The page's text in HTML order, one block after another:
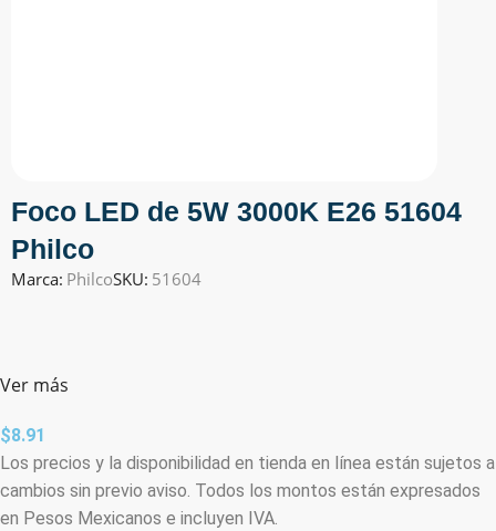
Foco LED de 5W 3000K E26 51604
Philco
Marca: PhilcoSKU: 51604
Ver más
$8.91
Los precios y la disponibilidad en tienda en línea están sujetos a
cambios sin previo aviso. Todos los montos están expresados
en Pesos Mexicanos e incluyen IVA.